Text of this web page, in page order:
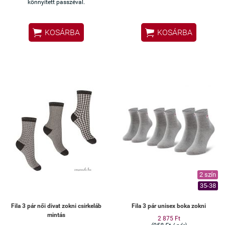
könnyített passzéval.
 KOSÁRBA  KOSÁRBA
Fila 3 pár női divat zokni csirkeláb
mintás
2 szín
35-38
Fila 3 pár unisex boka zokni
2 875 Ft